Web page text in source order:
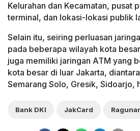
Kelurahan dan Kecamatan, pusat
terminal, dan lokasi-lokasi publik
Selain itu, seiring perluasan
pada beberapa wilayah kota
juga memiliki jaringan ATM yang
kota besar di luar Jakarta,
Semarang Solo, Gresik, Sidoarjo,
Bank DKI JakCard